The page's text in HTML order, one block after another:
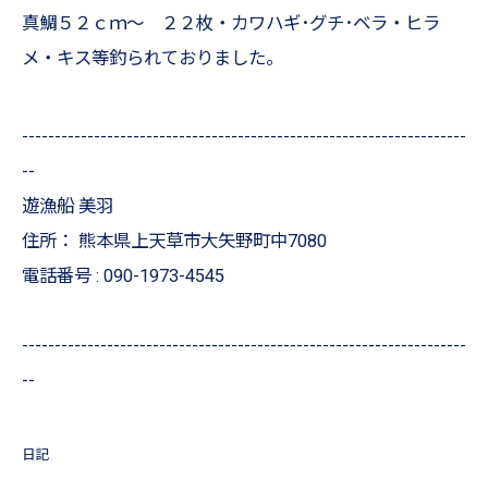
真鯛５２ｃｍ～ ２２枚・カワハギ･グチ･ベラ・ヒラ
メ・キス等釣られておりました。
--------------------------------------------------------------------
--
遊漁船 美羽
住所： 熊本県上天草市大矢野町中7080
電話番号 : 090-1973-4545
--------------------------------------------------------------------
--
日記